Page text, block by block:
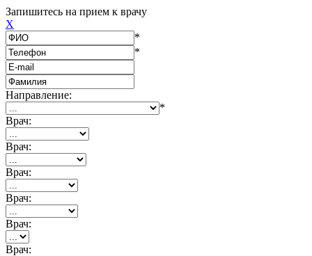
Запишитесь на прием к врачу
X
*
*
Направление:
*
Врач:
Врач:
Врач:
Врач:
Врач:
Врач: